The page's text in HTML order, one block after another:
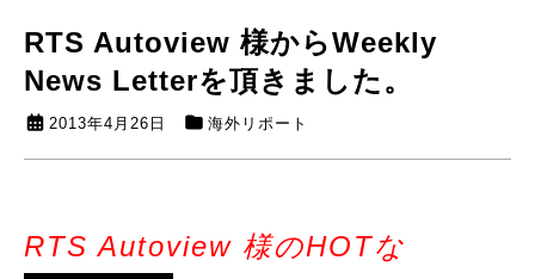
RTS Autoview 様からWeekly
News Letterを頂きました。
2013年4月26日 海外リポート
RTS Autoview 様のHOTな